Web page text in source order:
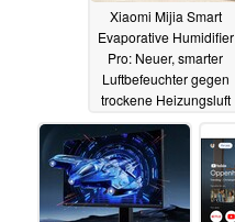
Xiaomi Mijia Smart
Evaporative Humidifier
Pro: Neuer, smarter
Luftbefeuchter gegen
trockene Heizungsluft
31.10.2025